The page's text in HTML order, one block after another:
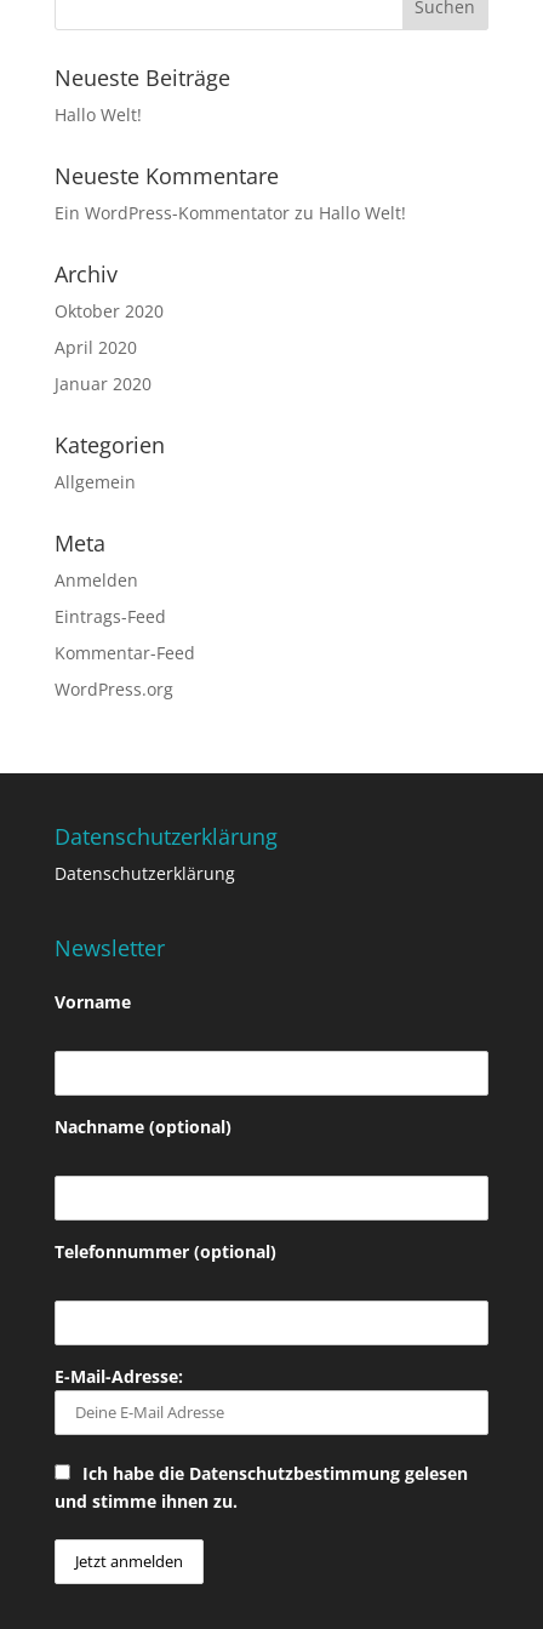
Neueste Beiträge
Hallo Welt!
Neueste Kommentare
Ein WordPress-Kommentatorzu Hallo Welt!
Archiv
Oktober 2020
April 2020
Januar 2020
Kategorien
Allgemein
Meta
Anmelden
Eintrags-Feed
Kommentar-Feed
WordPress.org
Datenschutzerklärung
Datenschutzerklärung
Newsletter
Vorname
Nachname (optional)
Telefonnummer (optional)
E-Mail-Adresse:
Ich habe die Datenschutzbestimmung gelesen
und stimme ihnen zu.